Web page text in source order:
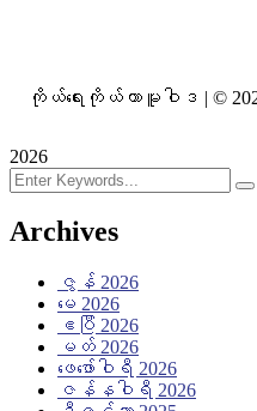
ကိုယ်ရေးကိုယ်တာမူဝါဒ | ©
2026
Archives
ဇွန် 2026
မေ 2026
ဧပြီ 2026
မတ် 2026
ဖေ‌ဖော်ဝါရီ 2026
ဇန်နဝါရီ 2026